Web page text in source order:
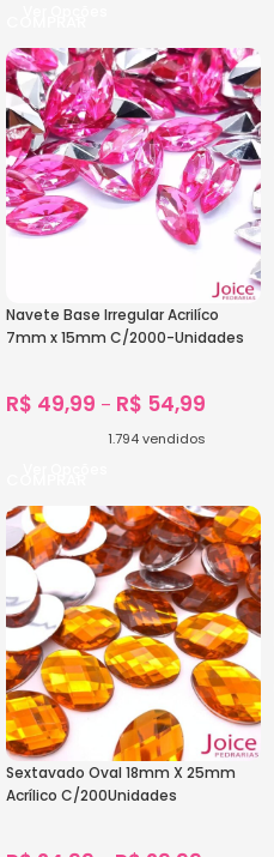
Navete Base Irregular Acrilíco
7mm x 15mm C/2000-Unidades
R$ 49,99 – R$ 54,99
1.794vendidos
Sextavado Oval 18mm X 25mm
Acrílico C/200Unidades